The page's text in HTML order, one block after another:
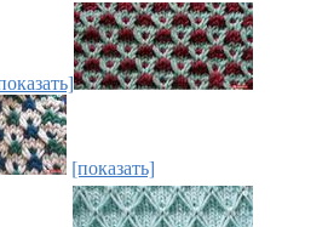
[показать]